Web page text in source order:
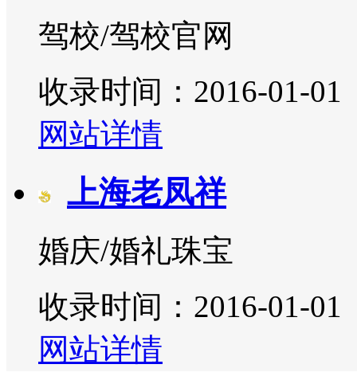
驾校/驾校官网
收录时间：2016-01-01
网站详情
上海老凤祥
婚庆/婚礼珠宝
收录时间：2016-01-01
网站详情